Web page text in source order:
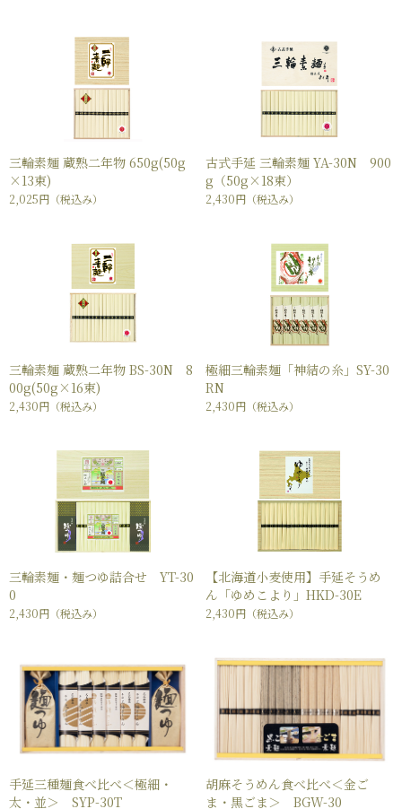
三輪素麺 蔵熟二年物 650g(50g
×13束)
2,025円 （税込み）
古式手延 三輪素麺 YA-30N 900
g（50g×18束）
2,430円 （税込み）
三輪素麺 蔵熟二年物 BS-30N 8
00g(50g×16束)
2,430円 （税込み）
極細三輪素麺「神結の糸」SY-30
RN
2,430円 （税込み）
三輪素麺・麺つゆ詰合せ YT-30
0
2,430円 （税込み）
【北海道小麦使用】手延そうめ
ん「ゆめこより」HKD-30E
2,430円 （税込み）
手延三種麺食べ比べ＜極細・
太・並＞ SYP-30T
胡麻そうめん食べ比べ＜金ご
ま・黒ごま＞ BGW-30